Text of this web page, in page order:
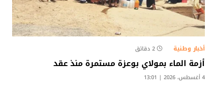
أخبار وطنية 2 دقائق
أزمة الماء بمولاي بوعزة مستمرة منذ عقد
4 أغسطس، 2026 | 13:01